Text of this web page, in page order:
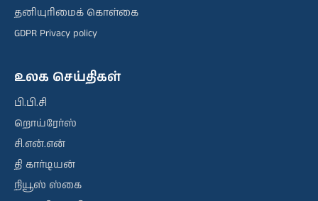
தனியுரிமைக் கொள்கை
GDPR Privacy policy
உலக செய்திகள்
பி.பி.சி
றொய்ரேர்ஸ்
சி.என்.என்
தி கார்டியன்
நியூஸ் ஸ்கை